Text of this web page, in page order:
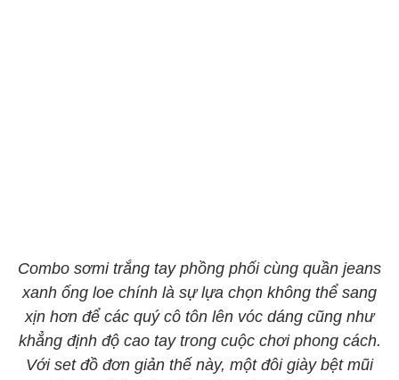
Combo sơmi trắng tay phồng phối cùng quần jeans
xanh ống loe chính là sự lựa chọn không thể sang
xịn hơn để các quý cô tôn lên vóc dáng cũng như
khẳng định độ cao tay trong cuộc chơi phong cách.
Với set đồ đơn giản thế này, một đôi giày bệt mũi